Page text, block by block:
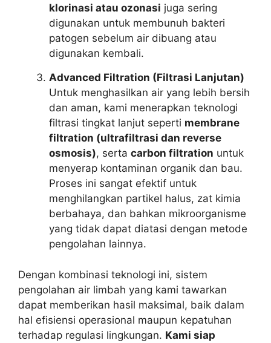
klorinasi atau ozonasi juga sering
digunakan untuk membunuh bakteri
patogen sebelum air dibuang atau
digunakan kembali.
Advanced Filtration (Filtrasi Lanjutan)
Untuk menghasilkan air yang lebih bersih
dan aman, kami menerapkan teknologi
filtrasi tingkat lanjut seperti membrane
filtration (ultrafiltrasi dan reverse
osmosis), serta carbon filtration untuk
menyerap kontaminan organik dan bau.
Proses ini sangat efektif untuk
menghilangkan partikel halus, zat kimia
berbahaya, dan bahkan mikroorganisme
yang tidak dapat diatasi dengan metode
pengolahan lainnya.
Dengan kombinasi teknologi ini, sistem
pengolahan air limbah yang kami tawarkan
dapat memberikan hasil maksimal, baik dalam
hal efisiensi operasional maupun kepatuhan
terhadap regulasi lingkungan. Kami siap